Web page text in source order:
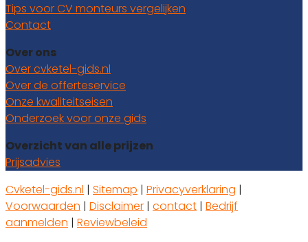
Tips voor CV monteurs vergelijken
Contact
Over ons
Over cvketel-gids.nl
Over de offerteservice
Onze kwaliteitseisen
Onderzoek voor onze gids
Overzicht van alle prijzen
Prijsadvies
Cvketel-gids.nl | Sitemap | Privacyverklaring |
Voorwaarden | Disclaimer | contact | Bedrijf
aanmelden | Reviewbeleid